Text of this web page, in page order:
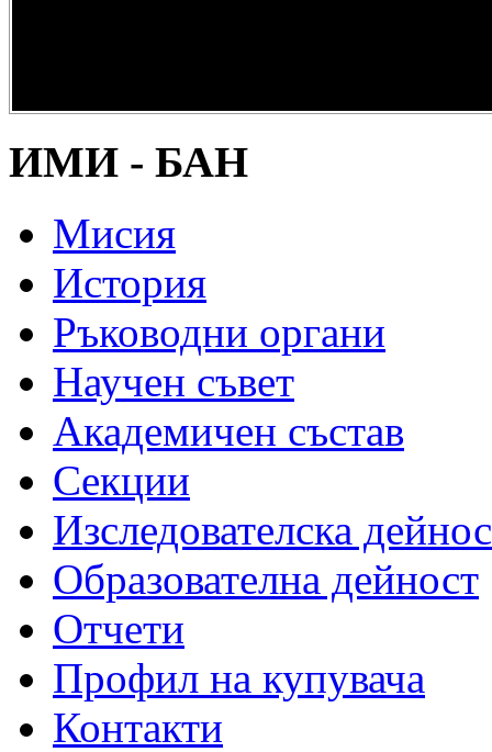
наследство” -
ИМИ - БАН
Мисия
История
Ръководни органи
Научен съвет
Академичен състав
Секции
Изследователска
Образователна дейност
Отчети
Профил на купувача
Контакти